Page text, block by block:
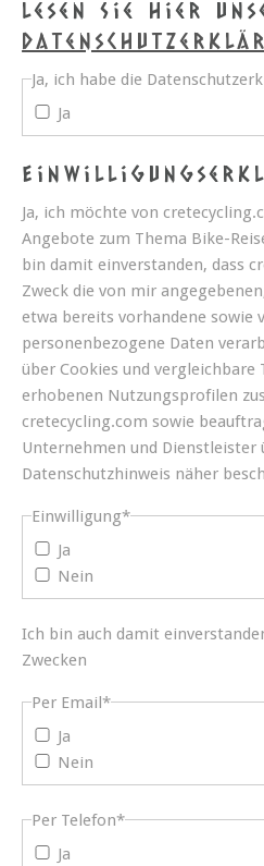
Lesen Sie hier
Ja, ich habe die
Ja
Ja, ich möchte von
Angebote zum Thema Bike-
bin damit einverstanden, dass
Zweck die von mir
etwa bereits vorhandene
personenbezogene Daten
über Cookies und vergleichbare
erhobenen Nutzungsprofilen
cretecycling.com sowie
Unternehmen und
Datenschutzhinweis näher
Einwilligung*
Ja
Nein
Ich bin auch damit
Zwecken
Per Email*
Ja
Nein
Per Telefon*
Ja